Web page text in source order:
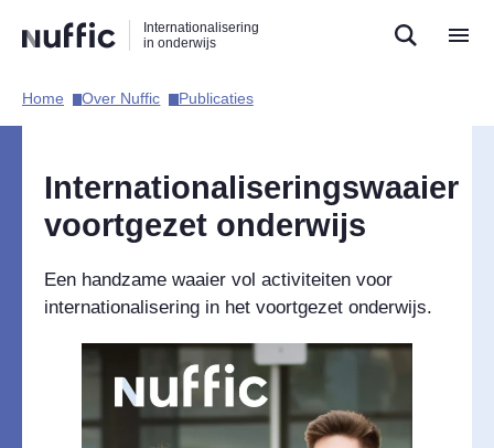
naar
zoekfunctie
naar
hoofdnavigatie
naar
inhoud
Internationalisering
in onderwijs
Hoofdnavigatie
Home​ Over Nuffic​ Publicaties​
Internationaliseringswaaier
voortgezet onderwijs
Een handzame waaier vol activiteiten voor
internationalisering in het voortgezet onderwijs.